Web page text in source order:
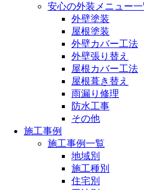
安心の外装メニュー一
外壁塗装
屋根塗装
外壁カバー工法
外壁張り替え
屋根カバー工法
屋根葺き替え
雨漏り修理
防水工事
その他
施工事例
施工事例一覧
地域別
施工種別
住宅別